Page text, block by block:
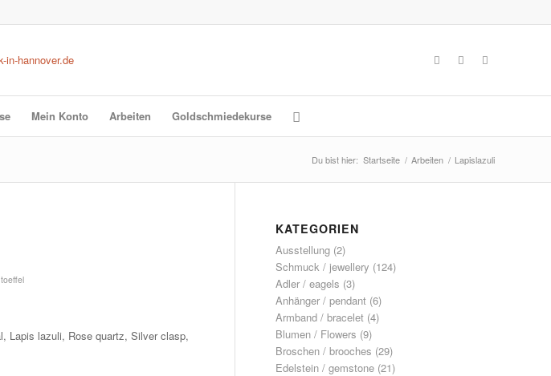
Mein Konto Arbeiten Goldschmiedekurse
Du bist hier: Startseite / Arbeiten / Lapislazuli
toeffel
Lapis lazuli, Rose quartz, Silver clasp,
KATEGORIEN
Ausstellung (2)
Schmuck / jewellery (124)
Adler / eagels (3)
Anhänger / pendant (6)
Armband / bracelet (4)
Blumen / Flowers (9)
Broschen / brooches (29)
Edelstein / gemstone (21)